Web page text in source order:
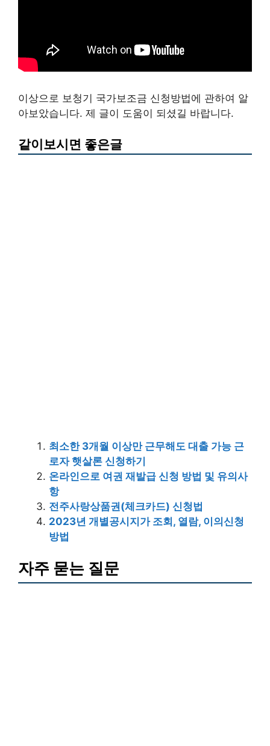
이상으로 보청기 국가보조금 신청방법에 관하여 알
아보았습니다. 제 글이 도움이 되셨길 바랍니다.
같이보시면 좋은글
최소한 3개월 이상만 근무해도 대출 가능 근
로자 햇살론 신청하기
온라인으로 여권 재발급 신청 방법 및 유의사
항
전주사랑상품권(체크카드) 신청법
2023년 개별공시지가 조회, 열람, 이의신청
방법
자주 묻는 질문